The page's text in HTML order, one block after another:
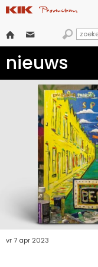
  
nieuws
vr 7 apr 2023